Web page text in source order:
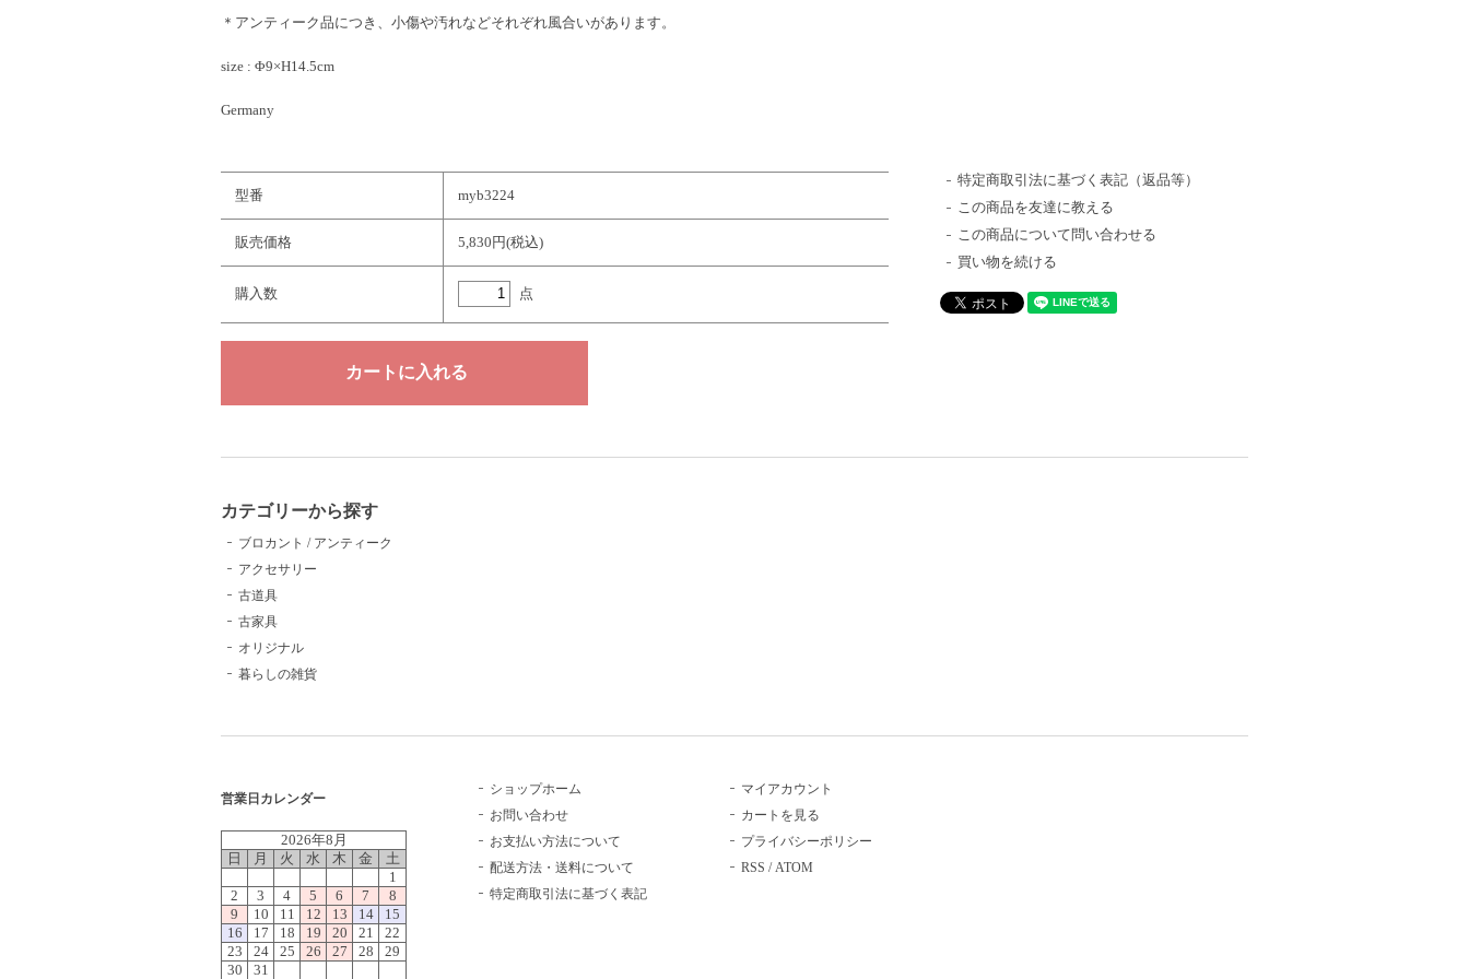
＊アンティーク品につき、小傷や汚れなどそれぞれ風合いがあります。
size : Φ9×H14.5cm
Germany
型番 myb3224
販売価格 5,830円(税込)
購入数 点
特定商取引法に基づく表記（返品等）
この商品を友達に教える
この商品について問い合わせる
買い物を続ける
カテゴリーから探す
ブロカント / アンティーク
アクセサリー
古道具
古家具
オリジナル
暮らしの雑貨
営業日カレンダー
2026年8月
日
月 火 水 木 金
土
1
2
3 4 5 6 7
8
9
10 11 12 13 14
15
16
17 18 19 20 21
22
23
24 25 26 27 28
29
30
31
ショップホーム
お問い合わせ
お支払い方法について
配送方法・送料について
特定商取引法に基づく表記
マイアカウント
カートを見る
プライバシーポリシー
RSS /ATOM